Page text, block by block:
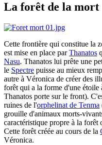
La forêt de la mort
Cette frontière qui constitue la
est mise en place parThanatos
Nasu. Thanatos lui prête une
le Spectre puisse au mieux
autre à Véronica de créer des
forêt qui a la forme d'une étoile
Thanatos porte sur le front).
ruines de l'orphelinat de Tenma
grouille d'animaux morts-
caractéristique propre à la
Cette forêt créée au cours de la
Véronica.